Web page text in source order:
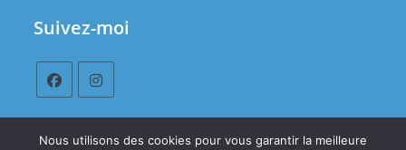
Suivez-moi
Nous utilisons des cookies pour vous garantir la meilleure